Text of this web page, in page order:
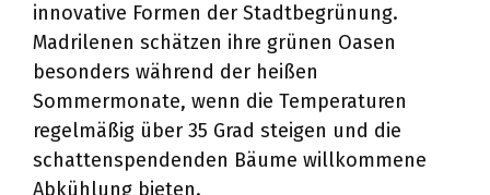
innovative Formen der Stadtbegrünung.
Madrilenen schätzen ihre grünen Oasen
besonders während der heißen
Sommermonate, wenn die Temperaturen
regelmäßig über 35 Grad steigen und die
schattenspendenden Bäume willkommene
Abkühlung bieten.